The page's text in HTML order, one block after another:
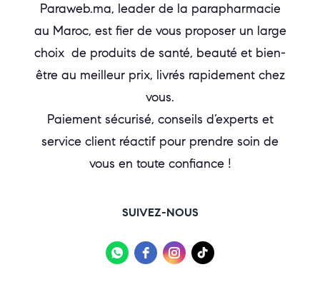
Paraweb.ma, leader de la parapharmacie
au Maroc, est fier de vous proposer un large
choix de produits de santé, beauté et bien-
être au meilleur prix, livrés rapidement chez
vous.
Paiement sécurisé, conseils d’experts et
service client réactif pour prendre soin de
vous en toute confiance !
SUIVEZ-NOUS